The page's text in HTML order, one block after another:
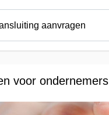
aanvragen
voor ondernemers